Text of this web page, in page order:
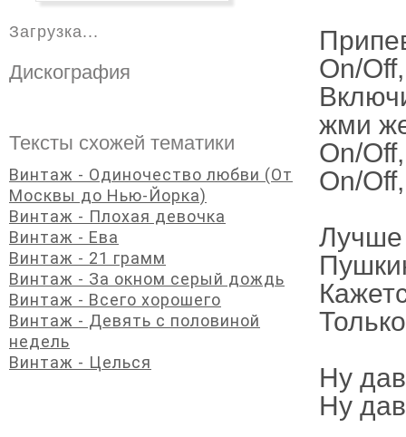
Оn/
жми
Оn/
Оn/
Ну
Ну
Загрузка...
Дискография
Тексты схожей тематики
Винтаж - Одиночество любви (От
Москвы до Нью-Йорка)
Винтаж - Плохая девочка
Винтаж - Ева
Винтаж - 21 грамм
Винтаж - За окном серый дождь
Винтаж - Всего хорошего
Винтаж - Девять с половиной
недель
Винтаж - Целься